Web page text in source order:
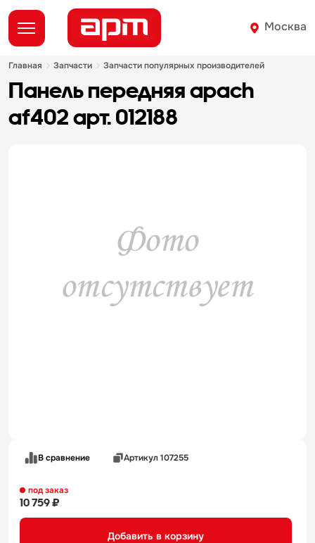
Москва
главная запчасти запчасти популярных производителей
панель передняя apach
af402 арт. 012188
В сравнение Артикул 107255
под заказ
10 759 ₽
Добавить в корзину